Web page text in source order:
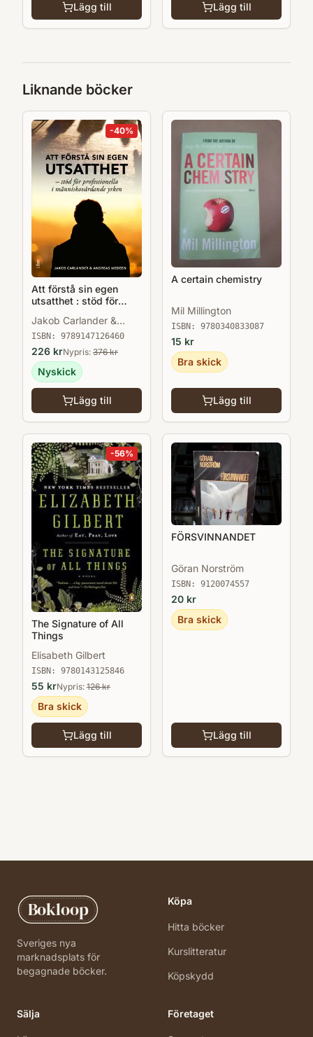
Lägg till Lägg till
Liknande böcker
-40%
Att förstå sin egen
utsatthet : stöd för
människovårdande
yrken
Jakob Carlander &
Andreas Wedeen
ISBN: 9789147126460
226 krNypris: 376kr
Nyskick
Lägg till
A certain chemistry
Mil Millington
ISBN: 9780340833087
15 kr
Bra skick
Lägg till
-56%
The Signature of All
Things
Elisabeth Gilbert
ISBN: 9780143125846
55 krNypris: 126kr
Bra skick
Lägg till
FÖRSVINNANDET
Göran Norström
ISBN: 9120074557
20 kr
Bra skick
Lägg till
Bokloop
Sveriges nya
marknadsplats för
begagnade böcker.
Köpa
Hitta böcker
Kurslitteratur
Köpskydd
Sälja Företaget